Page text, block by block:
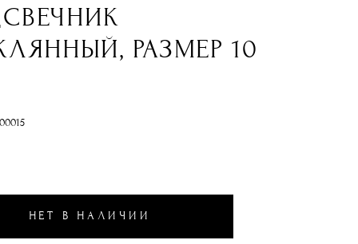
РАЗМЕР 10
НЕТ В НАЛИЧИИ